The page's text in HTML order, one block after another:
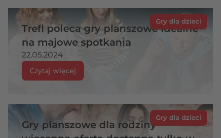
Trefl poleca gry planszowe idealne
na majowe spotkania
22.05.2024
Czytaj więcej
Gry dla dzieci
Gry planszowe dla rodziny -
Gry dla dzieci